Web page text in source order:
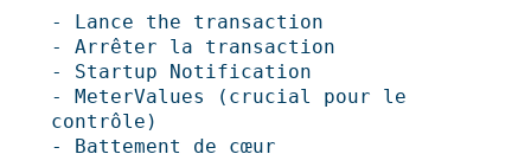
- Lance the transaction
- Arrêter la transaction
- Startup Notification
- MeterValues (crucial pour le
contrôle)
- Battement de cœur